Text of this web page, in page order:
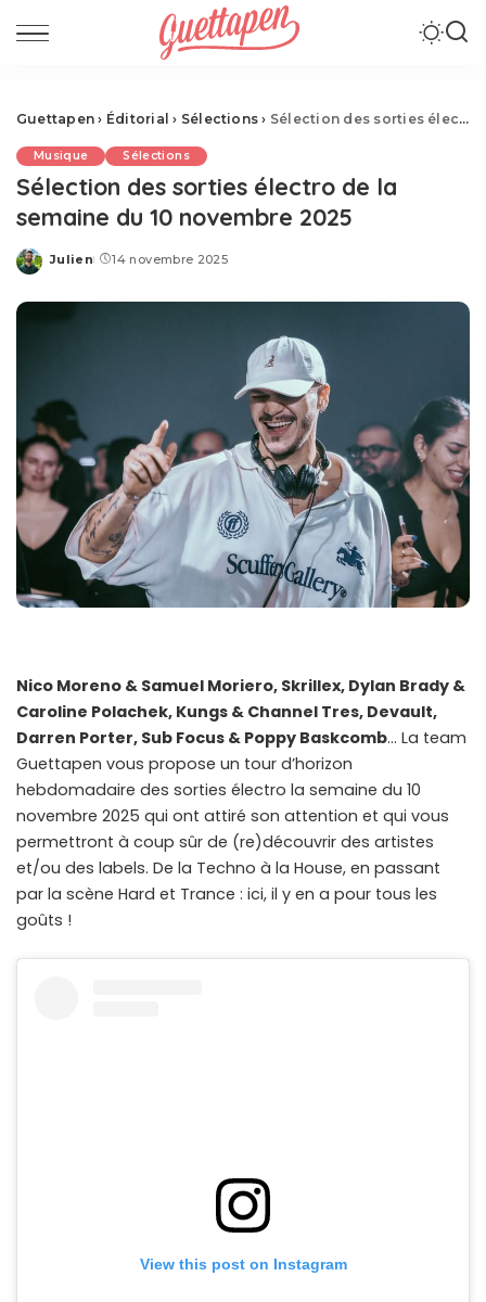
Guettapen › Éditorial › Sélections › Sélection des sorties électro de la semaine du 10 novembre 2025
Musique Sélections
Sélection des sorties électro de la
semaine du 10 novembre 2025
Posted
Julien 14 novembre 2025
Nico Moreno & Samuel Moriero, Skrillex, Dylan Brady &
Caroline Polachek, Kungs & Channel Tres, Devault,
Darren Porter, Sub Focus & Poppy Baskcomb… La team
Guettapen vous propose un tour d’horizon
hebdomadaire des sorties électro la semaine du 10
novembre 2025 qui ont attiré son attention et qui vous
permettront à coup sûr de (re)découvrir des artistes
et/ou des labels. De la Techno à la House, en passant
par la scène Hard et Trance : ici, il y en a pour tous les
goûts !
View this post on Instagram